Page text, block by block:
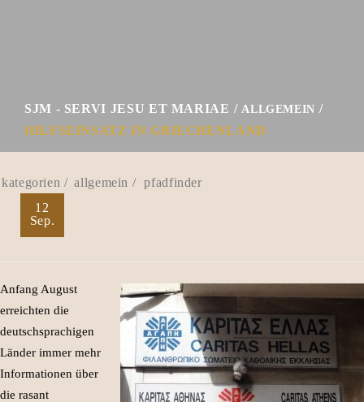
SJM - SERVI JESU ET MARIAE ALLGEMEIN
HILFSEINSATZ IN GRIECHENLAND
allgemein
pfadfinder
12
Sep.
Anfang August
erreichten die
deutschsprachigen
Länder immer mehr
Informationen über
die rasant